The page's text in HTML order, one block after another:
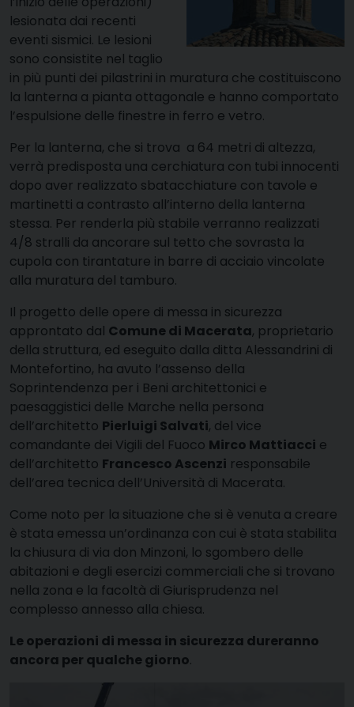
lesionata dai recenti
eventi sismici. Le lesioni
sono consistite nel taglio
in più punti dei pilastrini in muratura che costituiscono
la lanterna a pianta ottagonale e hanno comportato
l’espulsione delle finestre in ferro e vetro.
Per la lanterna, che si trova a 64 metri di altezza,
verrà predisposta una cerchiatura con tubi innocenti
dopo aver realizzato sbatacchiature con tavole e
martinetti a contrasto all’interno della lanterna
stessa. Per renderla più stabile verranno realizzati
4/8 stralli da ancorare sul tetto che sovrasta la
cupola con tirantature in barre di acciaio vincolate
alla muratura del tamburo.
Il progetto delle opere di messa in sicurezza
approntato dal Comune di Macerata, proprietario
della struttura, ed eseguito dalla ditta Alessandrini di
Montefortino, ha avuto l’assenso della
Soprintendenza per i Beni architettonici e
paesaggistici delle Marche nella persona
dell’architetto Pierluigi Salvati, del vice
comandante dei Vigili del Fuoco Mirco Mattiacci e
dell’architetto Francesco Ascenzi responsabile
dell’area tecnica dell’Università di Macerata.
Come noto per la situazione che si è venuta a creare
è stata emessa un’ordinanza con cui è stata stabilita
la chiusura di via don Minzoni, lo sgombero delle
abitazioni e degli esercizi commerciali che si trovano
nella zona e la facoltà di Giurisprudenza nel
complesso annesso alla chiesa.
Le operazioni di messa in sicurezza dureranno
ancora per qualche giorno.